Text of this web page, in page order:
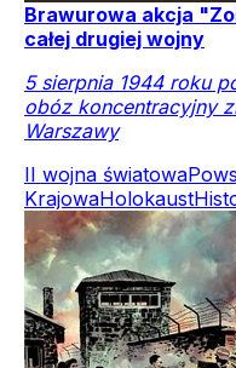
Brawurowa akcja
całej drugiej wojny
5 sierpnia 1944 roku
obóz koncentracyjny
Warszawy
II wojna światowa
KrajowaHolokaust